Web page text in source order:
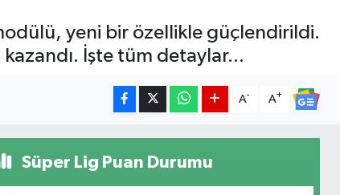
yeni bir özellikle güçlendirildi.
İşte tüm detaylar...
A- A+
Süper Lig Puan Durumu